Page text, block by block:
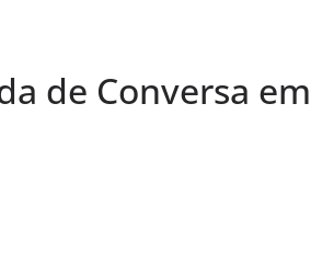
de Conversa em